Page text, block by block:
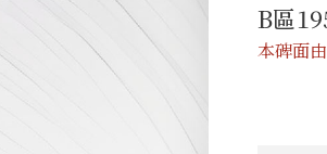
B區
本碑面